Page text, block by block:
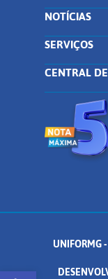
NOTÍCIAS
SERVIÇOS
CENTRAL
UNIFORMG